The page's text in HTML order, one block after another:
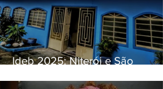
Ideb 2025: Niterói e São
distintos no ensino médio; veja